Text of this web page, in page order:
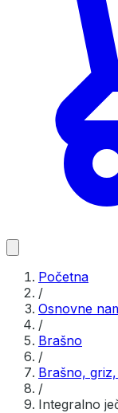
Početna
/
Osnovne
/
Brašno
/
Brašno,
/
Integralno